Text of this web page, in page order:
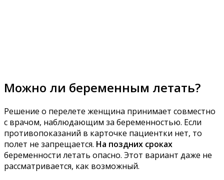
Можно ли беременным летать?
Решение о перелете женщина принимает совместно
с врачом, наблюдающим за беременностью. Если
противопоказаний в карточке пациентки нет, то
полет не запрещается. На поздних сроках
беременности летать опасно. Этот вариант даже не
рассматривается, как возможный.